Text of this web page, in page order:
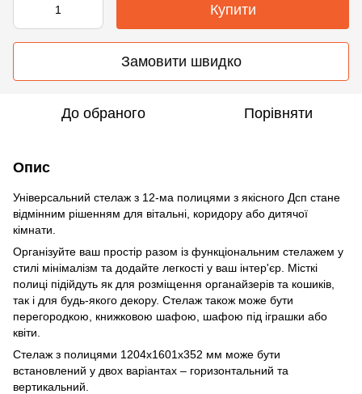
Купити
Замовити швидко
До обраного Порівняти
Опис
Універсальний стелаж з 12-ма полицями з якісного Дсп стане
відмінним рішенням для вітальні, коридору або дитячої
кімнати.
Організуйте ваш простір разом із функціональним стелажем у
стилі мінімалізм та додайте легкості у ваш інтер'єр. Місткі
полиці підійдуть як для розміщення органайзерів та кошиків,
так і для будь-якого декору. Стелаж також може бути
перегородкою, книжковою шафою, шафою під іграшки або
квіти.
Стелаж з полицями 1204х1601х352 мм може бути
встановлений у двох варіантах – горизонтальний та
вертикальний.